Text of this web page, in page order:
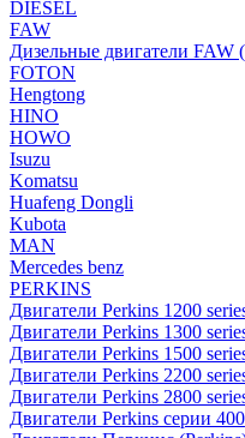
DIESEL
FAW
Дизельные двигатели
FOTON
Hengtong
HINO
HOWO
Isuzu
Komatsu
Huafeng Dongli
Kubota
MAN
Mercedes benz
PERKINS
Двигатели Perkins 1200
Двигатели Perkins 1300
Двигатели Perkins 1500
Двигатели Perkins 2200
Двигатели Perkins 2800
Двигатели Perkins серии 400